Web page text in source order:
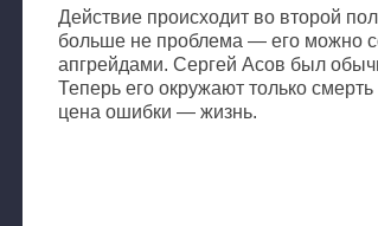
Действие происходит во второй
больше не проблема — его можно
апгрейдами. Сергей Асов был
Теперь его окружают только
цена ошибки — жизнь.